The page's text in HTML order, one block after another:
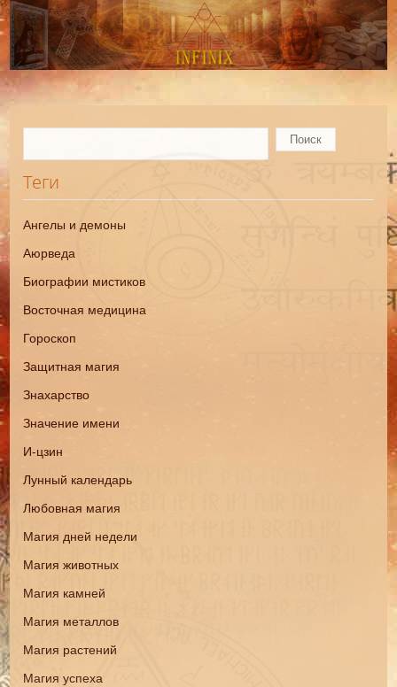
Теги
Ангелы и демоны
Аюрведа
Биографии мистиков
Восточная медицина
Гороскоп
Защитная магия
Знахарство
Значение имени
И-цзин
Лунный календарь
Любовная магия
Магия дней недели
Магия животных
Магия камней
Магия металлов
Магия растений
Магия успеха